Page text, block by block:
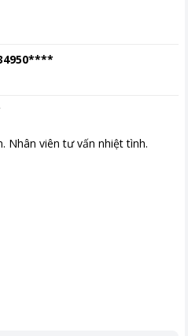
EMG23K22B 23 lít không chỉ nổi
còn ấn tượng với thiết kế tinh tế,
ngoài màu đen sang trọng, kết
vẻ đẹp hiện đại và tinh tế cho
được nhiệt độ cao và va đập,
sử dụng lâu dài.
Nhân viên tư vấn nhiệt tình.